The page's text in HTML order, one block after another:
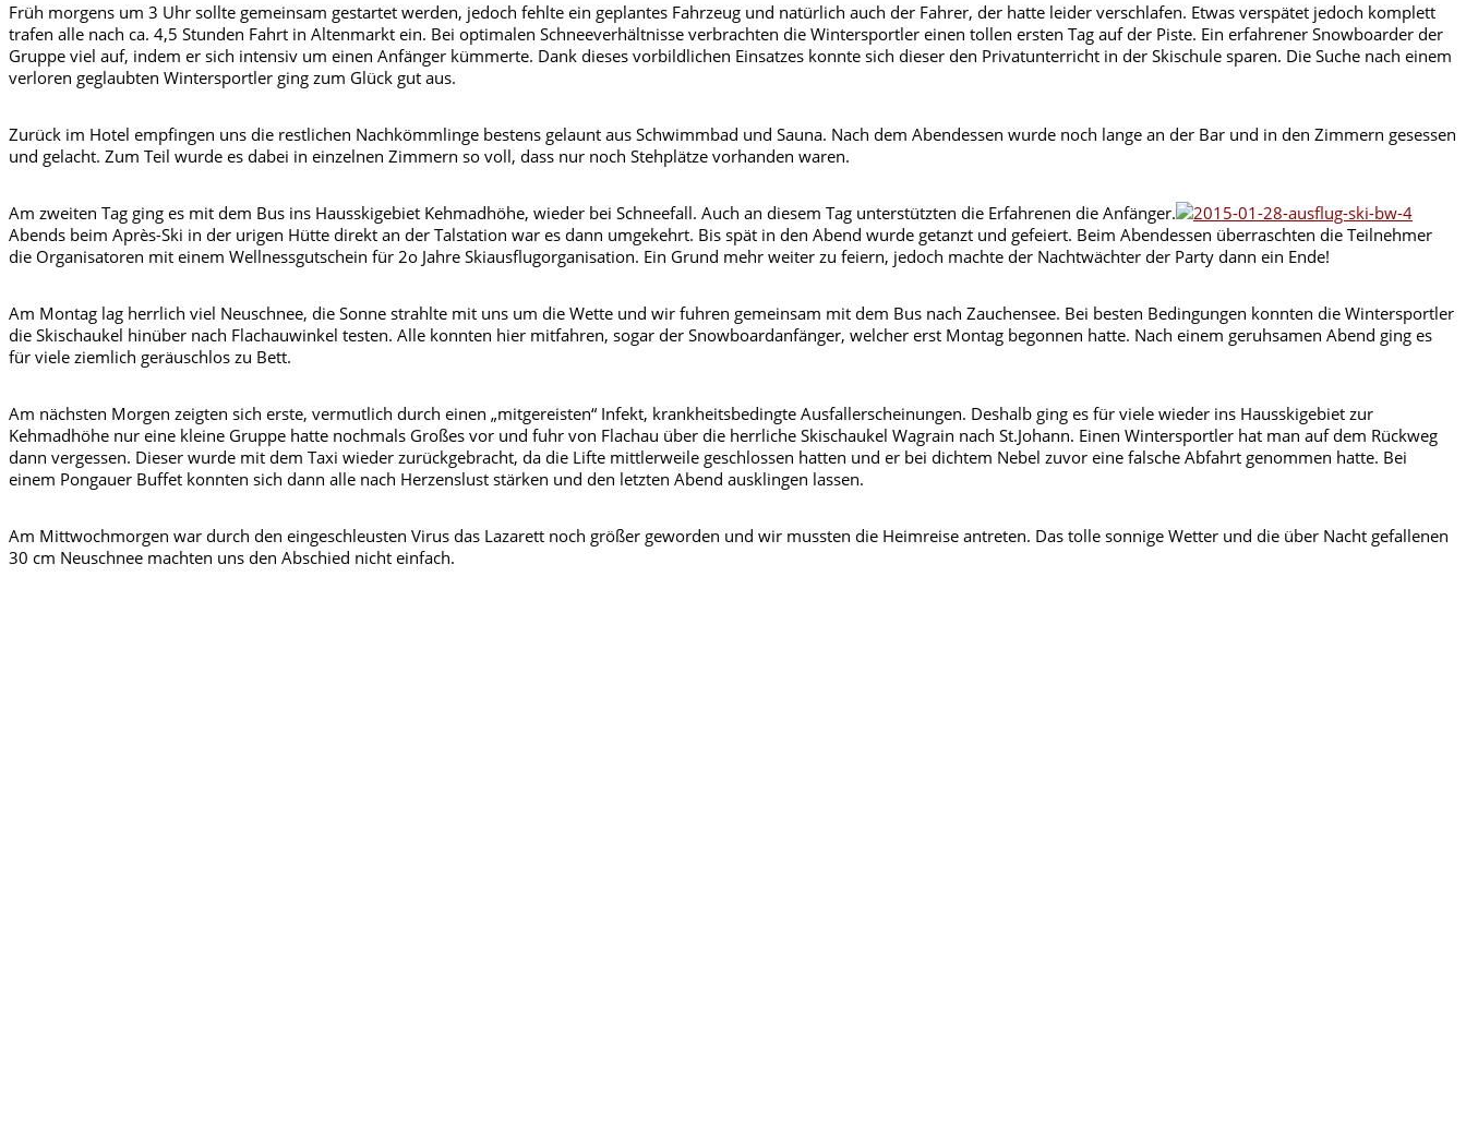
Früh morgens um 3 Uhr sollte gemeinsam gestartet werden, jedoch fehlte ein geplantes Fahrzeug und natürlich auch der Fahrer, der hatte leider verschlafen. Etwas verspätet jedoch komplett
trafen alle nach ca. 4,5 Stunden Fahrt in Altenmarkt ein. Bei optimalen Schneeverhältnisse verbrachten die Wintersportler einen tollen ersten Tag auf der Piste. Ein erfahrener Snowboarder der
Gruppe viel auf, indem er sich intensiv um einen Anfänger kümmerte. Dank dieses vorbildlichen Einsatzes konnte sich dieser den Privatunterricht in der Skischule sparen. Die Suche nach einem
verloren geglaubten Wintersportler ging zum Glück gut aus.
Zurück im Hotel empfingen uns die restlichen Nachkömmlinge bestens gelaunt aus Schwimmbad und Sauna. Nach dem Abendessen wurde noch lange an der Bar und in den Zimmern gesessen
und gelacht. Zum Teil wurde es dabei in einzelnen Zimmern so voll, dass nur noch Stehplätze vorhanden waren.
Am zweiten Tag ging es mit dem Bus ins Hausskigebiet Kehmadhöhe, wieder bei Schneefall. Auch an diesem Tag unterstützten die Erfahrenen die Anfänger.
Abends beim Après-Ski in der urigen Hütte direkt an der Talstation war es dann umgekehrt. Bis spät in den Abend wurde getanzt und gefeiert. Beim Abendessen überraschten die Teilnehmer
die Organisatoren mit einem Wellnessgutschein für 2o Jahre Skiausflugorganisation. Ein Grund mehr weiter zu feiern, jedoch machte der Nachtwächter der Party dann ein Ende!
Am Montag lag herrlich viel Neuschnee, die Sonne strahlte mit uns um die Wette und wir fuhren gemeinsam mit dem Bus nach Zauchensee. Bei besten Bedingungen konnten die Wintersportler
die Skischaukel hinüber nach Flachauwinkel testen. Alle konnten hier mitfahren, sogar der Snowboardanfänger, welcher erst Montag begonnen hatte. Nach einem geruhsamen Abend ging es
für viele ziemlich geräuschlos zu Bett.
Am nächsten Morgen zeigten sich erste, vermutlich durch einen „mitgereisten“ Infekt, krankheitsbedingte Ausfallerscheinungen. Deshalb ging es für viele wieder ins Hausskigebiet zur
Kehmadhöhe nur eine kleine Gruppe hatte nochmals Großes vor und fuhr von Flachau über die herrliche Skischaukel Wagrain nach St.Johann. Einen Wintersportler hat man auf dem Rückweg
dann vergessen. Dieser wurde mit dem Taxi wieder zurückgebracht, da die Lifte mittlerweile geschlossen hatten und er bei dichtem Nebel zuvor eine falsche Abfahrt genommen hatte. Bei
einem Pongauer Buffet konnten sich dann alle nach Herzenslust stärken und den letzten Abend ausklingen lassen.
Am Mittwochmorgen war durch den eingeschleusten Virus das Lazarett noch größer geworden und wir mussten die Heimreise antreten. Das tolle sonnige Wetter und die über Nacht gefallenen
30 cm Neuschnee machten uns den Abschied nicht einfach.